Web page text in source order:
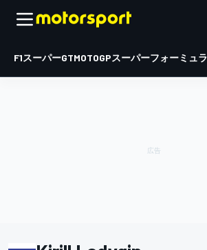
F1スーパーGTMOTOGPスーパーフォーミュラ